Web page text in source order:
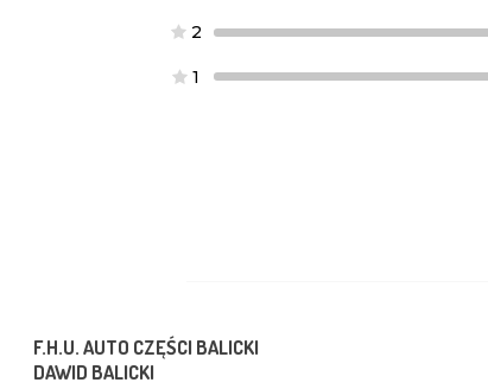
2
1
F.H.U. AUTO CZĘŚCI BALICKI
DAWID BALICKI